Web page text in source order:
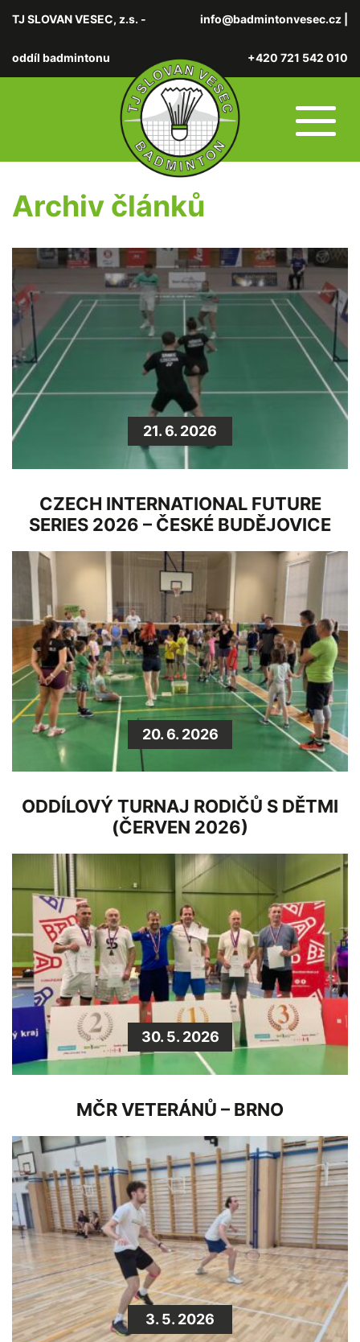
TJ SLOVAN VESEC, z.s. -
oddíl badmintonu
info@badmintonvesec.cz
+420 721 542 010
Archiv článků
21. 6. 2026
CZECH INTERNATIONAL FUTURE
SERIES 2026 – ČESKÉ BUDĚJOVICE
20. 6. 2026
ODDÍLOVÝ TURNAJ RODIČŮ S DĚTMI
(ČERVEN 2026)
30. 5. 2026
MČR VETERÁNŮ – BRNO
3. 5. 2026